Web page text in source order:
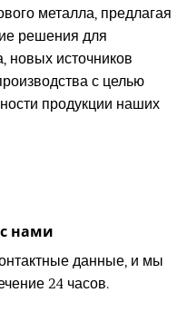
металла, предлагая
решения для
новых источников
с целью
продукции наших
нами
данные, и мы
24 часов.